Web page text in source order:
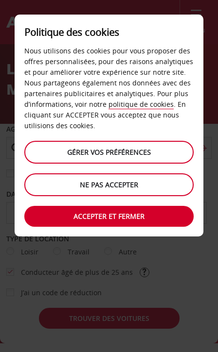
Menu
Welcome
AvisLocation de voiture
Malcesine
AGENCE DE DÉPART
Sélectionnez une autre agence de retour
DATE DE DÉPART DATE DE RETOUR
TYPE DE LOCATION
Loisir
Travail Autre
Conducteur âgé de plus de 25 ans
J’ai un code de réduction
TROUVER DES VOITURES
Politique des cookies
Nous utilisons des cookies pour vous proposer des
offres personnalisées, pour des raisons analytiques
et pour améliorer votre expérience sur notre site.
Nous partageons également nos données avec des
partenaires publicitaires et analytiques. Pour plus
d’informations, voir notre politique de cookies. En
cliquant sur ACCEPTER vous acceptez que nous
utilisions des cookies.
GÉRER VOS PRÉFÉRENCES
NE PAS ACCEPTER
ACCEPTER ET FERMER